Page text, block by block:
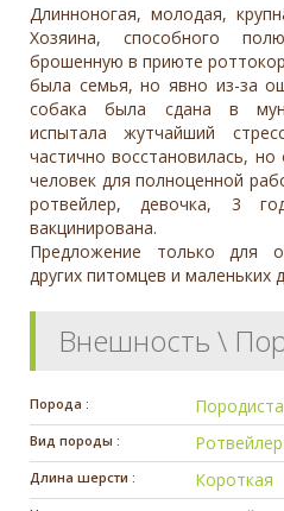
Длинноногая, молодая,
Хозяина, способного
брошенную в приюте
была семья, но явно из-за
собака была сдана в
испытала жутчайший
частично восстановилась,
человек для полноценной
ротвейлер, девочка, 3
вакцинирована.
Предложение только для
других питомцев и маленьких
Внешность \
Порода :
Вид породы : Ротвейлер
Длина шерсти : Короткая